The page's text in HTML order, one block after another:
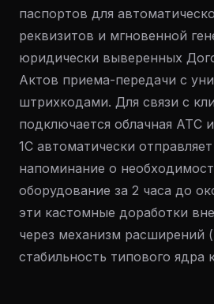
паспортов для
реквизитов и мгновенной
юридически выверенных
Актов приема-передачи с
штрихкодами. Для связи с
подключается облачная АТС
1С автоматически
напоминание о
оборудование за 2 часа до
эти кастомные доработки
через механизм расширений
стабильность типового ядра